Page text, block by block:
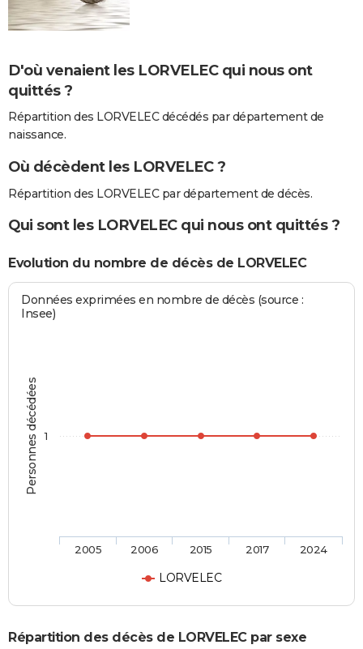
D'où venaient les LORVELEC qui nous ont
quittés ?
Répartition des LORVELEC décédés par département de
naissance.
Où décèdent les LORVELEC ?
Répartition des LORVELEC par département de décès.
Qui sont les LORVELEC qui nous ont quittés ?
Evolution du nombre de décès de LORVELEC
Personnes décédées
Données exprimées en nombre de décès (source :
Insee)
LORVELEC
2005 2006 2015 2017 2024
1
Répartition des décès de LORVELEC par sexe